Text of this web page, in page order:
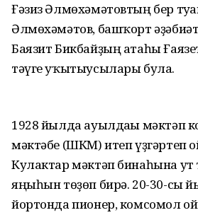
Ғәзиз Әлмөхәмәтовтың бер
Әлмөхәмәтов, башҡорт
Баязит Бикбайҙың атаһы
тәүге уҡытыусылары була.
1928 йылда ауылдағы мәктәп
мәктәбе (ШКМ) итеп үҙгәртеп
Кулактар мәктәп бинаһына ут
яңыһын төҙөп бирә. 20-30-сы
йортонда пионер, комсомол